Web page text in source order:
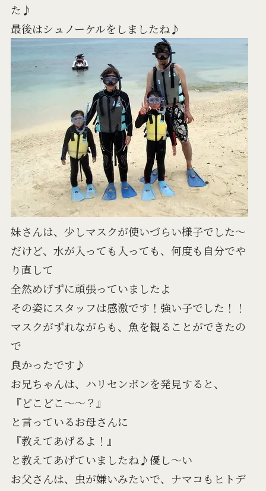
た♪
最後はシュノーケルをしましたね♪
妹さんは、少しマスクが使いづらい様子でした～
だけど、水が入っても入っても、何度も自分でや
り直して
全然めげずに頑張っていましたよ
その姿にスタッフは感激です！強い子でした！！
マスクがずれながらも、魚を観ることができたの
で
良かったです♪
お兄ちゃんは、ハリセンボンを発見すると、
『どこどこ～～？』
と言っているお母さんに
『教えてあげるよ！』
と教えてあげていましたね♪優し～い
お父さんは、虫が嫌いみたいで、ナマコもヒトデ